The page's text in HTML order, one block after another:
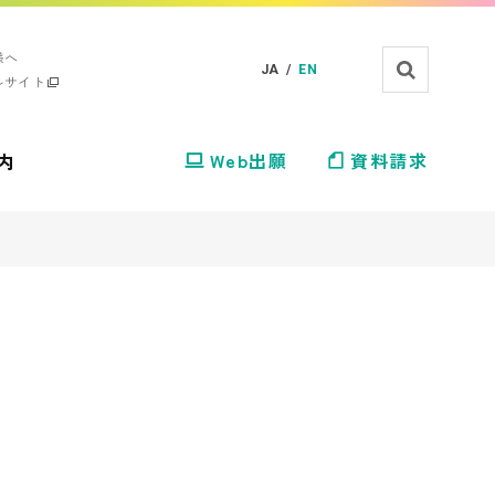
イト
JA / EN
Web出願 資料請求